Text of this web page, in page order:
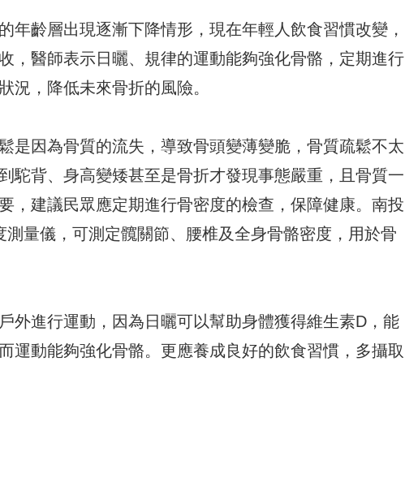
年齡層出現逐漸下降情形，現在年輕人飲食習慣改變，
，醫師表示日曬、規律的運動能夠強化骨骼，定期進行
況，降低未來骨折的風險。
是因為骨質的流失，導致骨頭變薄變脆，骨質疏鬆不太
駝背、身高變矮甚至是骨折才發現事態嚴重，且骨質一
，建議民眾應定期進行骨密度的檢查，保障健康。南投
量儀，可測定髖關節、腰椎及全身骨骼密度，用於骨
外進行運動，因為日曬可以幫助身體獲得維生素D，能
運動能夠強化骨骼。更應養成良好的飲食習慣，多攝取